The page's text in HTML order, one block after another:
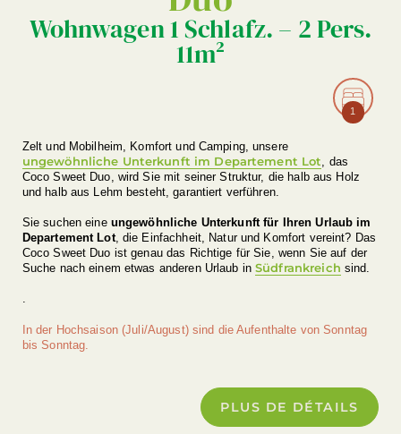
Wohnwagen 1 Schlafz. – 2 Pers.
11m²
1
Zelt und Mobilheim, Komfort und Camping, unsere
ungewöhnliche Unterkunft im Departement Lot , das
Coco Sweet Duo, wird Sie mit seiner Struktur, die halb aus Holz
und halb aus Lehm besteht, garantiert verführen.
Sie suchen eine ungewöhnliche Unterkunft für Ihren Urlaub im
Departement Lot, die Einfachheit, Natur und Komfort vereint? Das
Coco Sweet Duo ist genau das Richtige für Sie, wenn Sie auf der
Suche nach einem etwas anderen Urlaub inSüdfrankreich sind.
.
In der Hochsaison (Juli/August) sind die Aufenthalte von Sonntag
bis Sonntag.
PLUS DE DÉTAILS